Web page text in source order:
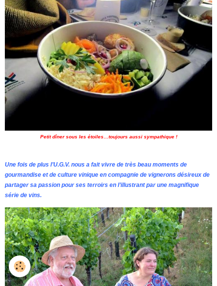
Petit dîner sous les étoiles…toujours aussi sympathique !
Une fois de plus l’U.G.V. nous a fait vivre de très beau moments de
gourmandise et de culture vinique en compagnie de vignerons désireux de
partager sa passion pour ses terroirs en l’illustrant par une magnifique
série de vins.